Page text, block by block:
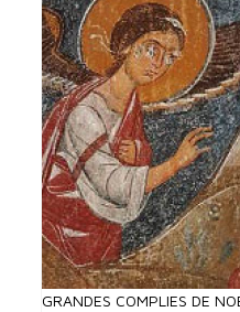
GRANDES COMPLIES DE